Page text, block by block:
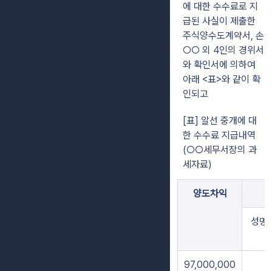
에 대한 수수료로 지
급된 사실이 제출한
주식양수도계약서, 손
○○ 외 4인의 경위서
와 확인서에 의하여
아래 <표>와 같이 확
인되고
[표] 알선 중개에 대
한 수수료 지급내역
(○○세무서장의 과
세자료)
양도차익
성명
97,000,000